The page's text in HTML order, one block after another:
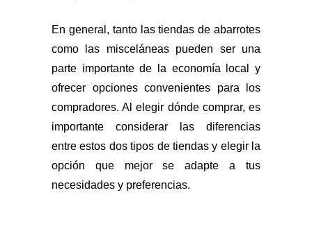
En general, tanto las tiendas de abarrotes
como las misceláneas pueden ser una
parte importante de la economía local y
ofrecer opciones convenientes para los
compradores. Al elegir dónde comprar, es
importante considerar las diferencias
entre estos dos tipos de tiendas y elegir la
opción que mejor se adapte a tus
necesidades y preferencias.